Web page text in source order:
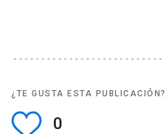
¿TE GUSTA ESTA PUBLICACIÓN?
0